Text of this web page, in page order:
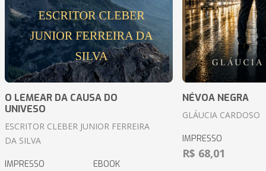
O LEMEAR DA CAUSA DO
UNIVESO
ESCRITOR CLEBER JUNIOR FERREIRA
DA SILVA
IMPRESSO EBOOK
NÉVOA NEGRA
GLÁUCIA CARDOSO
IMPRESSO
R$ 68,01